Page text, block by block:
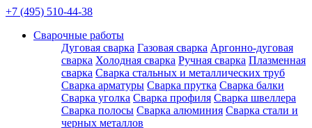
+7 (495) 510-44-38
Сварочные работы
Дуговая сварка Газовая сварка Аргонно-дуговая
сварка Холодная сварка Ручная сварка Плазменная
сварка Сварка стальных и металлических труб
Сварка арматуры Сварка прутка Сварка балки
Сварка уголка Сварка профиля Сварка швеллера
Сварка полосы Сварка алюминия Сварка стали и
черных металлов